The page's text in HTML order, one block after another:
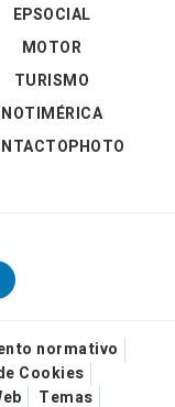
EPSOCIAL
MOTOR
TURISMO
NOTIMÉRICA
normativo
Cookies
Temas